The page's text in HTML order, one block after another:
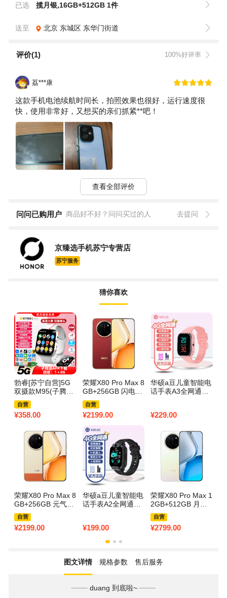
已选 揽月银,16GB+512GB 1件
送至 北京 东城区 东华门街道
评价(1) 100%好评率
荔***康
这款手机电池续航时间长，拍照效果也很好，运行速度很
快，使用非常好，又想买的亲们抓紧**吧！
查看全部评价
问问已购用户 商品好不好？问问买过的人 去提问
京臻选手机苏宁专营店
苏宁服务
猜你喜欢
勃睿[苏宁自营]5G
双摄款M95(子腾园
App下载)微信聊天
支付QQ音乐抖音视
频手机远程管理AL
手表 官方高配.全网
通5G﹢双摄像头银
色白胶
自营
¥358.00
荣耀X80 Pro Max 8
GB+256GB 闪电红
BSN-AN00 双卡 全
网通版
自营
¥2199.00
华硕a豆儿童智能电
话手表A3全网通视
水学生礼物 冰桃粉
¥229.00
荣耀X80 Pro Max 8
GB+256GB 元气橙
BSN-AN00 双卡 全
网通版
自营
¥2199.00
华硕a豆儿童智能电
话手表A2全网通视
水学生礼物 梦幻黑
¥199.00
荣耀X80 Pro Max 1
2GB+512GB 月影
白 BSN-AN00 双卡
全网通版
自营
¥2799.00
图文详情 规格参数 售后服务
duang 到底啦~